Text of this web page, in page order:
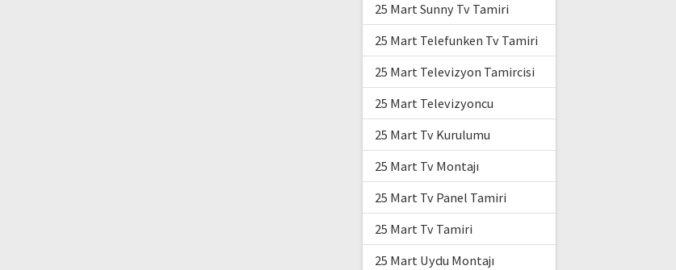
25 Mart Sunny Tv Tamiri
25 Mart Telefunken Tv Tamiri
25 Mart Televizyon Tamircisi
25 Mart Televizyoncu
25 Mart Tv Kurulumu
25 Mart Tv Montajı
25 Mart Tv Panel Tamiri
25 Mart Tv Tamiri
25 Mart Uydu Montajı